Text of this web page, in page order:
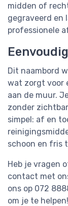
midden of
gegraveerd en
professionele
Dit naambord
wat zorgt voor
aan de muur.
zonder
simpel: af en
schoon en fris
Heb je vragen
contact met
ons op 072
om je te helpen!